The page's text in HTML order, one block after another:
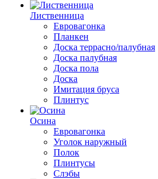
Лиственница
Евровагонка
Планкен
Доска террасно/палубная
Доска палубная
Доска пола
Доска
Имитация бруса
Плинтус
Осина
Евровагонка
Уголок наружный
Полок
Плинтусы
Слэбы